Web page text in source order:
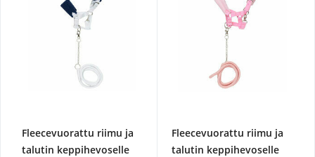
Fleecevuorattu riimu ja
talutin keppihevoselle
Fleecevuorattu riimu ja
talutin keppihevoselle